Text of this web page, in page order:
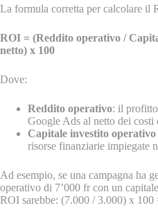
La formula corretta per calcolare il
ROI = (Reddito operativo /
netto) x 100
Dove:
Reddito operativo: il
Google Ads al netto dei costi
Capitale investito
risorse finanziarie impiegate
Ad esempio, se una campagna ha
operativo di 7’000 fr con un
ROI sarebbe: (7.000 / 3.000) x 100